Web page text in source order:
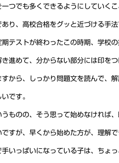
つでも多くできるようにしていくこ
り、高校合格をグッと近づける手法
テストが終わったこの時期、学校の
進めて、分からない部分には印をつ
から、しっかり問題文を読んで、解
です。
ものの、そう思って始めなければ、
すが、早くから始めた方が、理解で
いっぱいになっている子は、ちょっ